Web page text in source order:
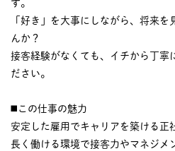
す。
「好き」を大事にしながら、将来
んか？
接客経験がなくても、イチから丁寧
ださい。
◼️この仕事の魅力
安定した雇用でキャリアを築ける正
長く働ける環境で接客力やマネジメ